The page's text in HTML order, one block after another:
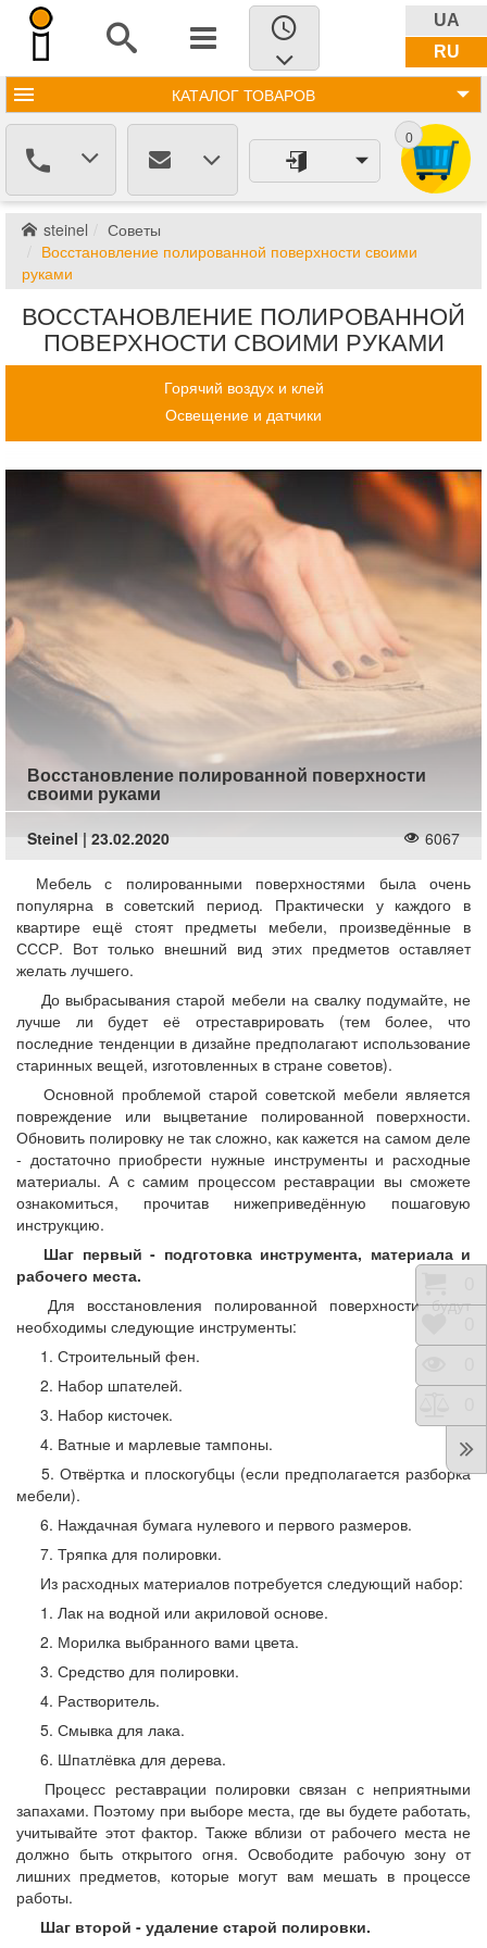
UA
RU
КАТАЛОГ ТОВАРОВ
0
steinel
Советы
Восстановление полированной поверхности своими
руками
ВОССТАНОВЛЕНИЕ ПОЛИРОВАННОЙ
ПОВЕРХНОСТИ СВОИМИ РУКАМИ
Горячий воздух и клей
Освещение и датчики
Восстановление полированной поверхности
своими руками
Steinel | 23.02.2020 6067
Мебель с полированными поверхностями была очень
популярна в советский период. Практически у каждого в
квартире ещё стоят предметы мебели, произведённые в
СССР. Вот только внешний вид этих предметов оставляет
желать лучшего.
До выбрасывания старой мебели на свалку подумайте, не
лучше ли будет её отреставрировать (тем более, что
последние тенденции в дизайне предполагают использование
старинных вещей, изготовленных в стране советов).
Основной проблемой старой советской мебели является
повреждение или выцветание полированной поверхности.
Обновить полировку не так сложно, как кажется на самом деле
- достаточно приобрести нужные инструменты и расходные
материалы. А с самим процессом реставрации вы сможете
ознакомиться, прочитав нижеприведённую пошаговую
инструкцию.
Шаг первый - подготовка инструмента, материала и
рабочего места.
Для восстановления полированной поверхности будут
необходимы следующие инструменты:
1. Строительный фен.
2. Набор шпателей.
3. Набор кисточек.
4. Ватные и марлевые тампоны.
5. Отвёртка и плоскогубцы (если предполагается разборка
мебели).
6. Наждачная бумага нулевого и первого размеров.
7. Тряпка для полировки.
Из расходных материалов потребуется следующий набор:
1. Лак на водной или акриловой основе.
2. Морилка выбранного вами цвета.
3. Средство для полировки.
4. Растворитель.
5. Смывка для лака.
6. Шпатлёвка для дерева.
Процесс реставрации полировки связан с неприятными
запахами. Поэтому при выборе места, где вы будете работать,
учитывайте этот фактор. Также вблизи от рабочего места не
должно быть открытого огня. Освободите рабочую зону от
лишних предметов, которые могут вам мешать в процессе
работы.
Шаг второй - удаление старой полировки.